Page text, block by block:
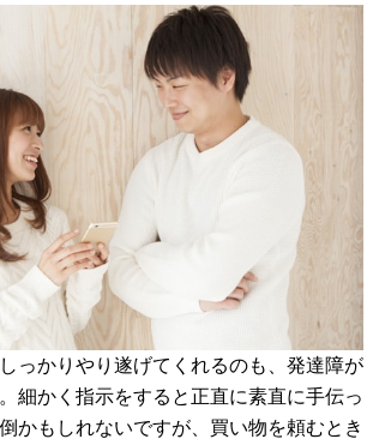
っかりやり遂げてくれるのも、発達障が
細かく指示をすると正直に素直に手伝っ
かもしれないですが、買い物を頼むとき